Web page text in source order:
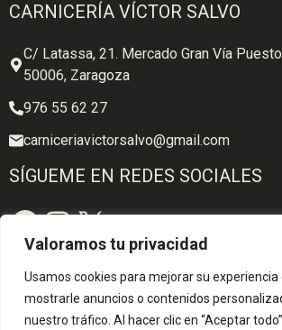
Valoramos tu privacidad
Usamos cookies para mejorar su experiencia
mostrarle anuncios o contenidos
nuestro tráfico. Al hacer clic en “Aceptar
CARNICERÍA VÍCTOR SALVO
C/ Latassa, 21. Mercado Gran Vía
50006, Zaragoza
976 55 62 27
carniceriavictorsalvo@gmail.com
SÍGUEME EN REDES SOCIALES
Facebook
Instagram
X
PÁGINAS LEGALES
Aviso legal